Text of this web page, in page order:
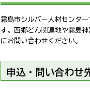
霧島市シルバー人材センタ
す。西郷どん関連地や霧島
にお問い合わせください。
申込・問い合わせ